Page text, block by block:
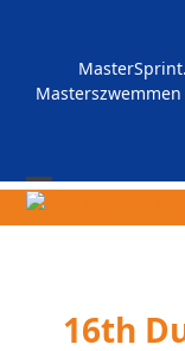
Open
Close
16th